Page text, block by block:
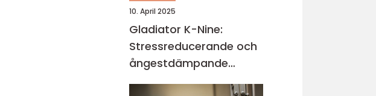
10. April 2025
Gladiator K-Nine:
Stressreducerande och
ångestdämpande
hundhalsband